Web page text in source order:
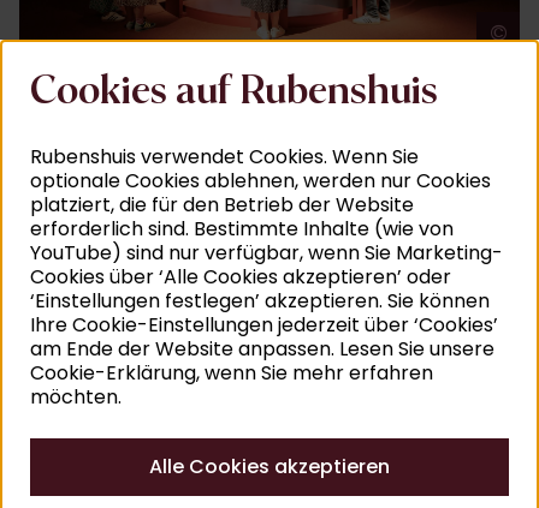
©
Cookies auf Rubenshuis
Rubenshuis verwendet Cookies. Wenn Sie
optionale Cookies ablehnen, werden nur Cookies
platziert, die für den Betrieb der Website
erforderlich sind. Bestimmte Inhalte (wie von
YouTube) sind nur verfügbar, wenn Sie Marketing-
Cookies über ‘Alle Cookies akzeptieren’ oder
‘Einstellungen festlegen’ akzeptieren. Sie können
Ihre Cookie-Einstellungen jederzeit über ‘Cookies’
am Ende der Website anpassen. Lesen Sie unsere
Cookie-Erklärung, wenn Sie mehr erfahren
möchten.
Alle Cookies akzeptieren